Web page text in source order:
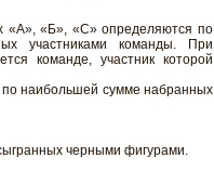
«А», «Б», «С» определяются по
участниками команды. При
команде, участник которой
наибольшей сумме набранных
черными фигурами.